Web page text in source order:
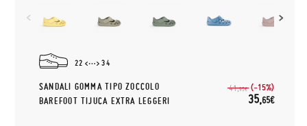
22 34
SANDALI GOMMA TIPO ZOCCOLO
BAREFOOT TIJUCA EXTRA LEGGERI
41,95€ (-15%)
35,65€